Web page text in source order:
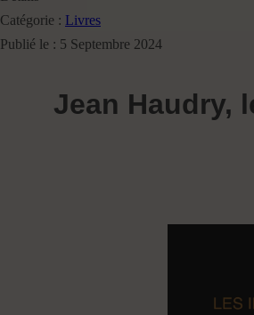
Catégorie : Livres
Publié le : 5 Septembre 2024
Jean Haudry,